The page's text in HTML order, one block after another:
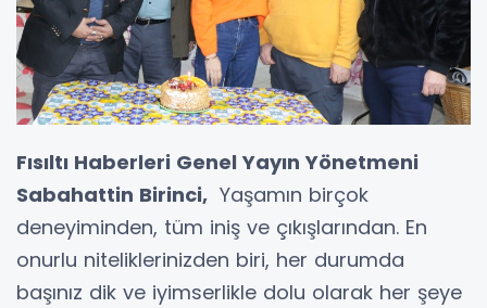
Fısıltı Haberleri Genel Yayın Yönetmeni
Sabahattin Birinci, Yaşamın birçok
deneyiminden, tüm iniş ve çıkışlarından. En
onurlu niteliklerinizden biri, her durumda
başınız dik ve iyimserlikle dolu olarak her şeye